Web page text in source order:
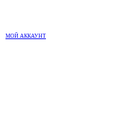
МОЙ АККАУНТ